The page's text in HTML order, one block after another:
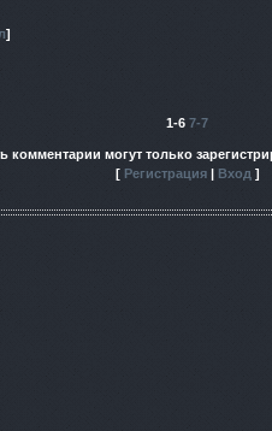
]
1-6 7-7
комментарии могут только
[ Регистрация Вход ]